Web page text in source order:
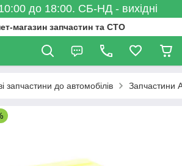
до 18:00. СБ-НД - вихідні
магазин запчастин та СТО
запчастини до автомобілів Запчастини